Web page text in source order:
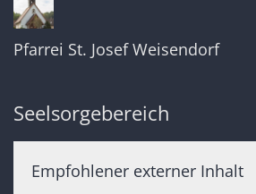
Pfarrei St. Josef Weisendorf
Seelsorgebereich
Empfohlener externer Inhalt